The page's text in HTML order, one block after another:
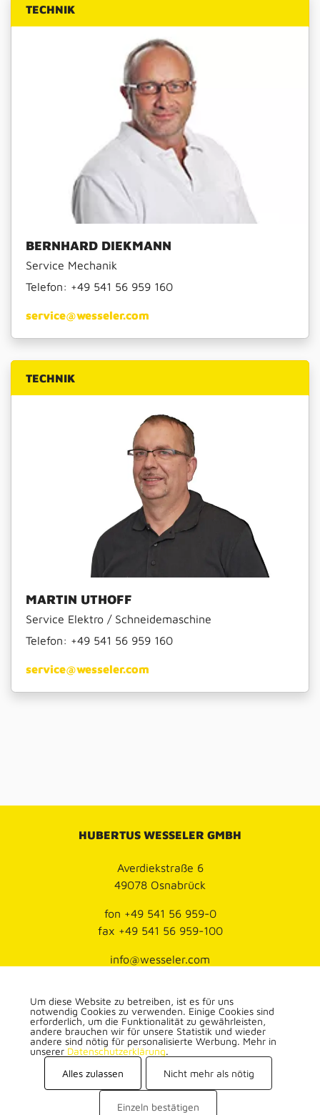
TECHNIK
BERNHARD DIEKMANN
Service Mechanik
Telefon: +49 541 56 959 160
service@wesseler.com
TECHNIK
MARTIN UTHOFF
Service Elektro / Schneidemaschine
Telefon: +49 541 56 959 160
service@wesseler.com
HUBERTUS WESSELER GMBH
Averdiekstraße 6
49078 Osnabrück
fon +49 541 56 959-0
fax +49 541 56 959-100
info@wesseler.com
Impressum
Um diese Website zu betreiben, ist es für uns
notwendig Cookies zu verwenden. Einige Cookies sind
erforderlich, um die Funktionalität zu gewährleisten,
andere brauchen wir für unsere Statistik und wieder
andere sind nötig für personalisierte Werbung. Mehr in
unserer Datenschutzerklärung.
Alles zulassen
Nicht mehr als nötig
Einzeln bestätigen